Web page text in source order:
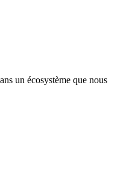
un écosystème que nous